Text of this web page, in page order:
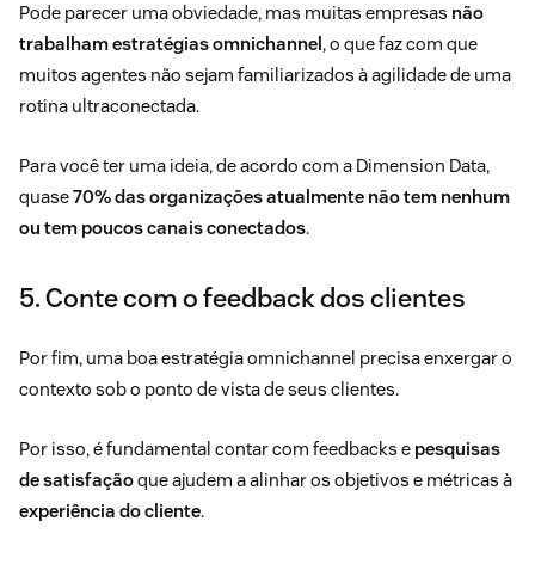
Pode parecer uma obviedade, mas muitas empresas não
trabalham estratégias omnichannel , o que faz com que
muitos agentes não sejam familiarizados à agilidade de uma
rotina ultraconectada.
Para você ter uma ideia, de acordo com a Dimension Data,
quase70% das organizações atualmente não tem nenhum
ou tem poucos canais conectados.
5. Conte com o feedback dos clientes
Por fim, uma boa estratégia omnichannel precisa enxergar o
contexto sob o ponto de vista de seus clientes.
Por isso, é fundamental contar com feedbacks e pesquisas
de satisfaçãoque ajudem a alinhar os objetivos e métricas à
experiência do cliente.